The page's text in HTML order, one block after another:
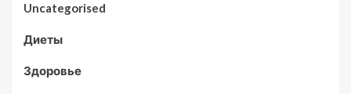
Uncategorised
Диеты
Здоровье